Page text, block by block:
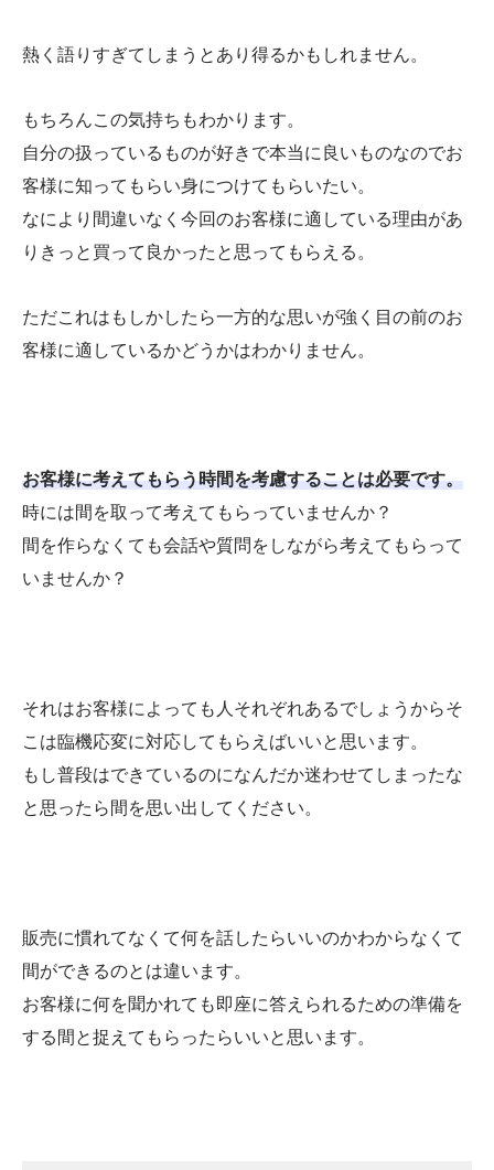
熱く語りすぎてしまうとあり得るかもしれません。
もちろんこの気持ちもわかります。
自分の扱っているものが好きで本当に良いものなのでお
客様に知ってもらい身につけてもらいたい。
なにより間違いなく今回のお客様に適している理由があ
りきっと買って良かったと思ってもらえる。
ただこれはもしかしたら一方的な思いが強く目の前のお
客様に適しているかどうかはわかりません。
お客様に考えてもらう時間を考慮することは必要です。
時には間を取って考えてもらっていませんか？
間を作らなくても会話や質問をしながら考えてもらって
いませんか？
それはお客様によっても人それぞれあるでしょうからそ
こは臨機応変に対応してもらえばいいと思います。
もし普段はできているのになんだか迷わせてしまったな
と思ったら間を思い出してください。
販売に慣れてなくて何を話したらいいのかわからなくて
間ができるのとは違います。
お客様に何を聞かれても即座に答えられるための準備を
する間と捉えてもらったらいいと思います。